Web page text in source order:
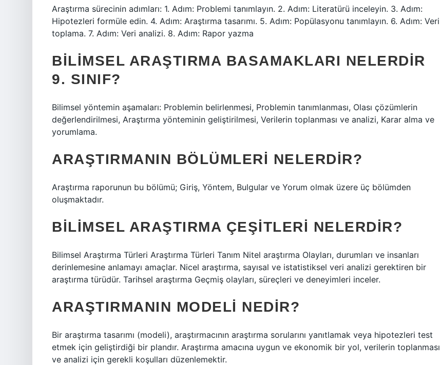
Araştırma sürecinin adımları: 1. Adım: Problemi tanımlayın. 2. Adım: Literatürü inceleyin. 3. Adım:
Hipotezleri formüle edin. 4. Adım: Araştırma tasarımı. 5. Adım: Popülasyonu tanımlayın. 6. Adım: Veri
toplama. 7. Adım: Veri analizi. 8. Adım: Rapor yazma
BILIMSEL ARAŞTIRMA BASAMAKLARI NELERDIR
9. SINIF?
Bilimsel yöntemin aşamaları: Problemin belirlenmesi, Problemin tanımlanması, Olası çözümlerin
değerlendirilmesi, Araştırma yönteminin geliştirilmesi, Verilerin toplanması ve analizi, Karar alma ve
yorumlama.
ARAŞTIRMANIN BÖLÜMLERI NELERDIR?
Araştırma raporunun bu bölümü; Giriş, Yöntem, Bulgular ve Yorum olmak üzere üç bölümden
oluşmaktadır.
BILIMSEL ARAŞTIRMA ÇEŞITLERI NELERDIR?
Bilimsel Araştırma Türleri Araştırma Türleri Tanım Nitel araştırma Olayları, durumları ve insanları
derinlemesine anlamayı amaçlar. Nicel araştırma, sayısal ve istatistiksel veri analizi gerektiren bir
araştırma türüdür. Tarihsel araştırma Geçmiş olayları, süreçleri ve deneyimleri inceler.
ARAŞTIRMANIN MODELI NEDIR?
Bir araştırma tasarımı (modeli), araştırmacının araştırma sorularını yanıtlamak veya hipotezleri test
etmek için geliştirdiği bir plandır. Araştırma amacına uygun ve ekonomik bir yol, verilerin toplanması
ve analizi için gerekli koşulları düzenlemektir.